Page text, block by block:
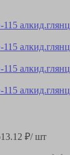
13.12 ₽/ шт